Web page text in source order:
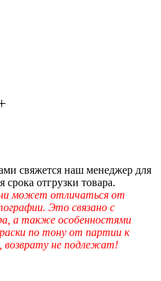
свяжется наш менеджер для
срока отгрузки товара.
может отличаться от
Это связано с
а также особенностями
по тону от партии к
возврату не подлежат!